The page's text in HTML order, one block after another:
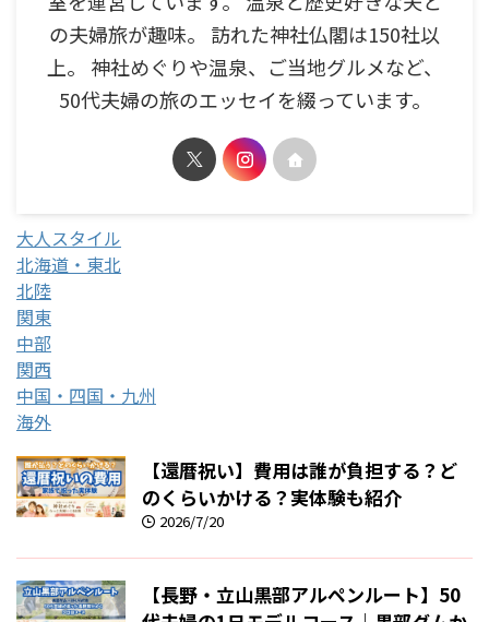
の夫婦旅が趣味。 訪れた神社仏閣は150社以
上。 神社めぐりや温泉、ご当地グルメなど、
50代夫婦の旅のエッセイを綴っています。
大人スタイル
北海道・東北
北陸
関東
中部
関西
中国・四国・九州
海外
【還暦祝い】費用は誰が負担する？ど
のくらいかける？実体験も紹介
2026/7/20
【長野・立山黒部アルペンルート】50